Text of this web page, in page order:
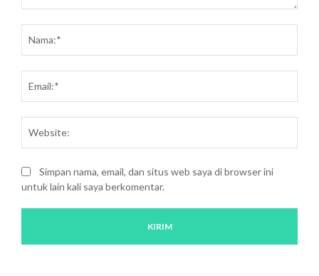
kritik:
Simpan nama, email, dan situs web saya di browser ini
untuk lain kali saya berkomentar.